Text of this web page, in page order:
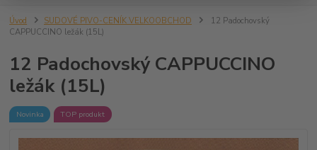
Úvod SUDOVÉ PIVO-CENÍK VELKOOBCHOD
12 Padochovský
CAPPUCCINO ležák (15L)
12 Padochovský CAPPUCCINO
ležák (15L)
Novinka TOP produkt